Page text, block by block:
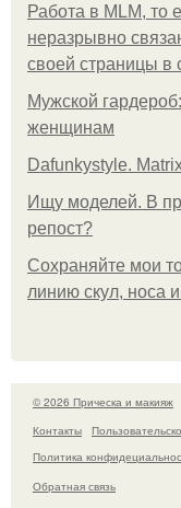
Работа в MLM, то
неразрывно
своей страницы в
Мужской
женщинам
Dafunkystyle.
Ищу моделей. В
репост?
Сохраняйте мои
линию скул, носа и
© 2026 Прическа и макияж
Контакты
Политика
Обратная связь